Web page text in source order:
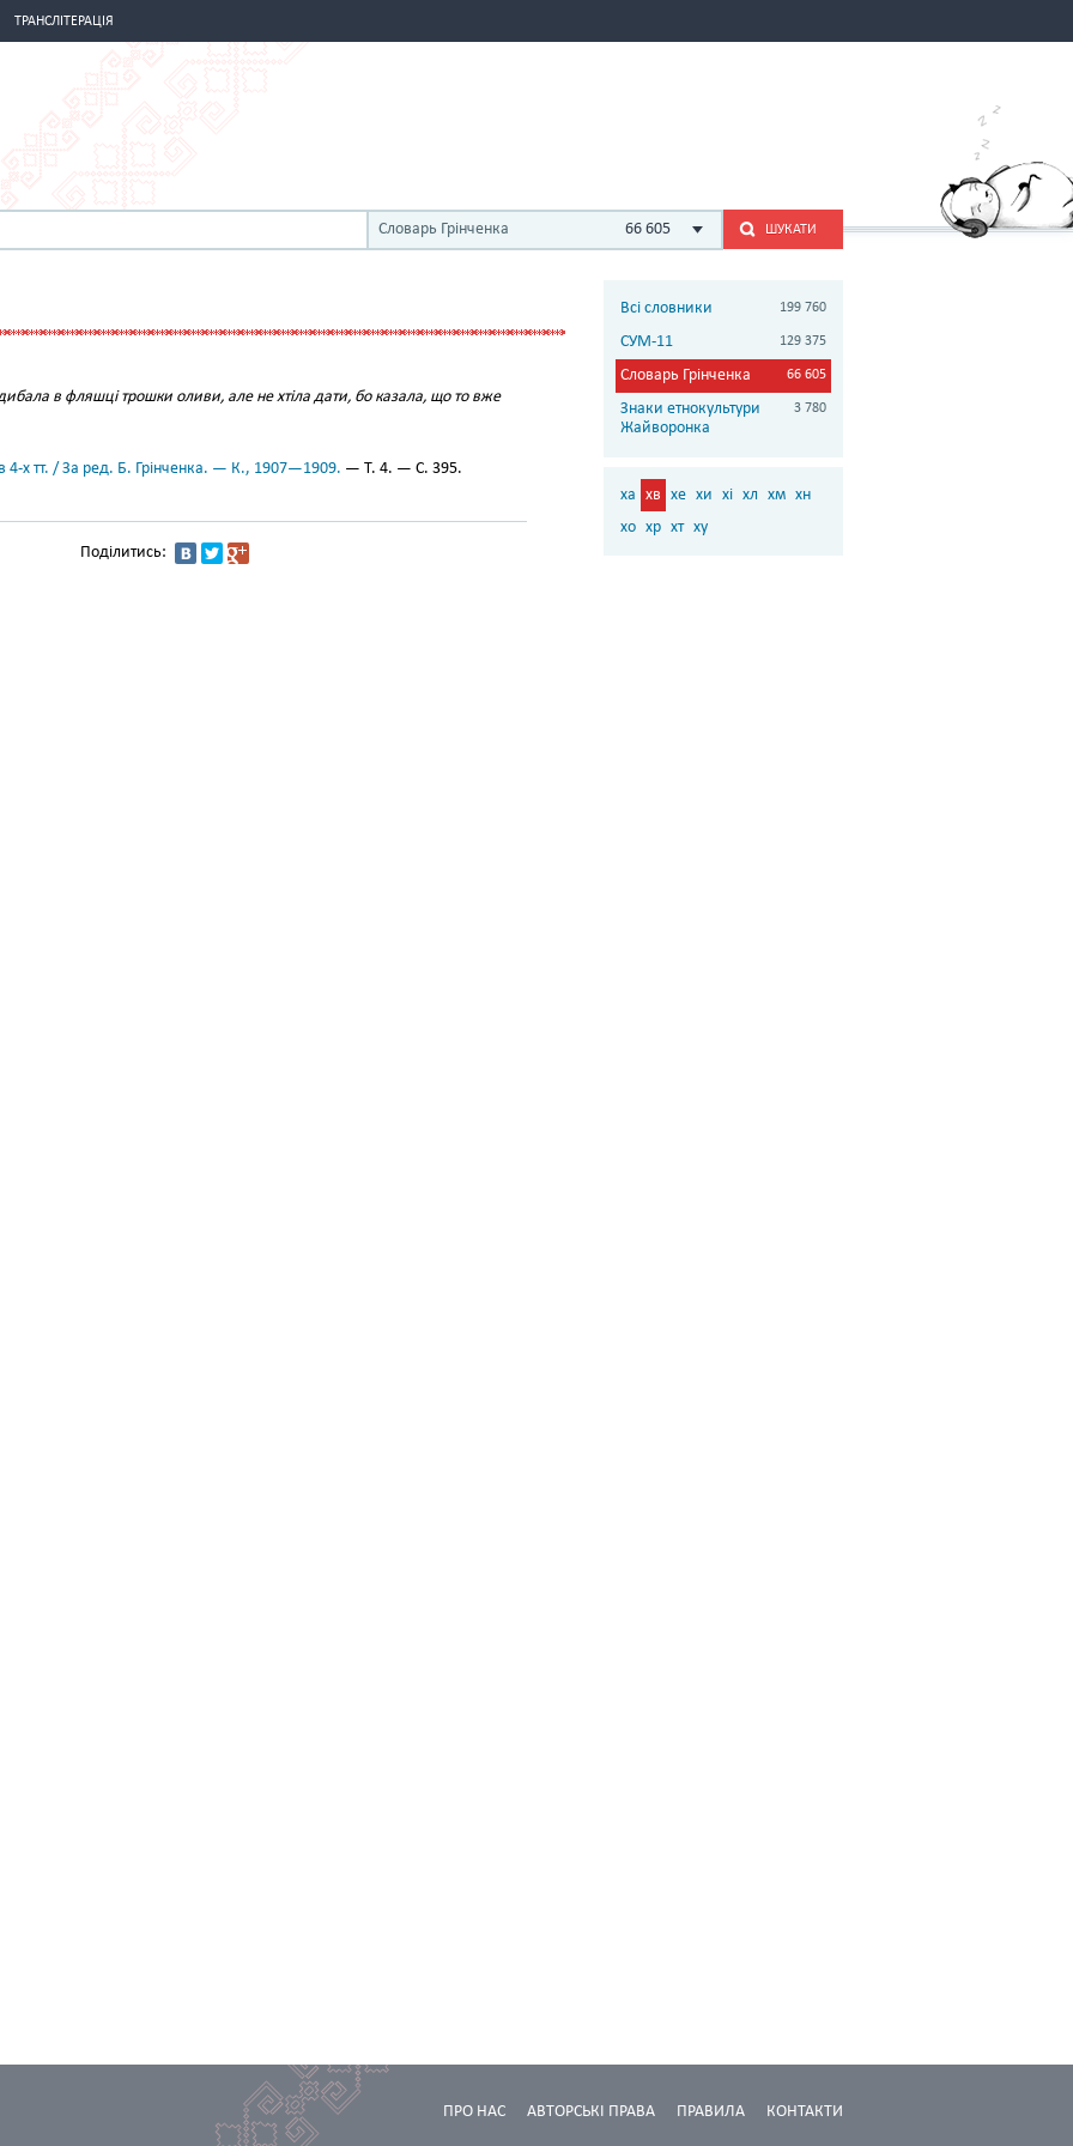
ТРАНСЛІТЕРАЦІЯ
Словарь Грінченка 66 605 ШУКАТИ
в фляшці трошки оливи, але не хтіла дати, бо казала, що то вже
4-х тт. / За ред. Б. Грінченка. — К., 1907—1909. — Т. 4. — С. 395.
Поділитись:
Всі словники 199 760
СУМ-11 129 375
Словарь Грінченка 66 605
Знаки етнокультури
Жайворонка
3 780
ха хв хе хи хі хл хм хн
хо хр хт ху
КОНТАКТИ
ПРАВИЛА
АВТОРСЬКІ ПРАВА
ПРО НАС